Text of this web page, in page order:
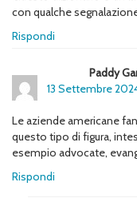
con qualche
Rispondi
Paddy
13 Settembre
Le aziende americane
questo tipo di figura,
esempio advocate,
Rispondi